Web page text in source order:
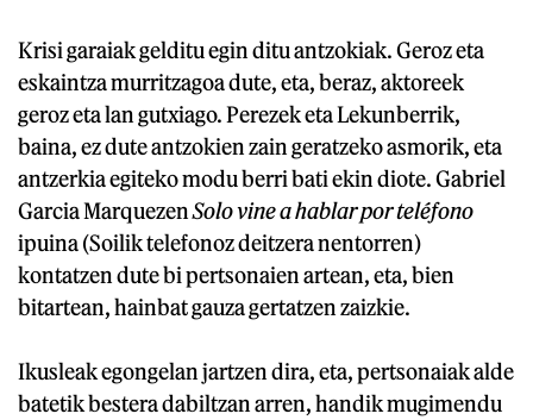
Krisi garaiak gelditu egin ditu antzokiak. Geroz eta
eskaintza murritzagoa dute, eta, beraz, aktoreek
geroz eta lan gutxiago. Perezek eta Lekunberrik,
baina, ez dute antzokien zain geratzeko asmorik, eta
antzerkia egiteko modu berri bati ekin diote. Gabriel
Garcia MarquezenSolo vine a hablar por teléfono
ipuina (Soilik telefonoz deitzera nentorren)
kontatzen dute bi pertsonaien artean, eta, bien
bitartean, hainbat gauza gertatzen zaizkie.
Ikusleak egongelan jartzen dira, eta, pertsonaiak alde
batetik bestera dabiltzan arren, handik mugimendu